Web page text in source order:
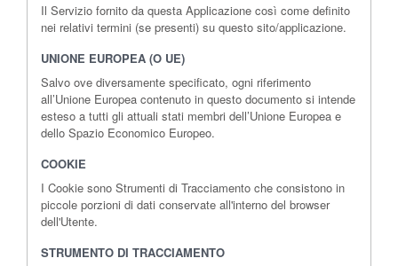
Il Servizio fornito da questa Applicazione così come definito
nei relativi termini (se presenti) su questo sito/applicazione.
UNIONE EUROPEA (O UE)
Salvo ove diversamente specificato, ogni riferimento
all’Unione Europea contenuto in questo documento si intende
esteso a tutti gli attuali stati membri dell’Unione Europea e
dello Spazio Economico Europeo.
COOKIE
I Cookie sono Strumenti di Tracciamento che consistono in
piccole porzioni di dati conservate all'interno del browser
dell'Utente.
STRUMENTO DI TRACCIAMENTO